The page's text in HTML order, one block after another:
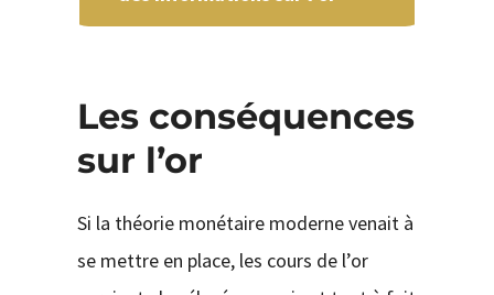
Les conséquences
sur l’or
Si la théorie monétaire moderne venait à
se mettre en place, les cours de l’or